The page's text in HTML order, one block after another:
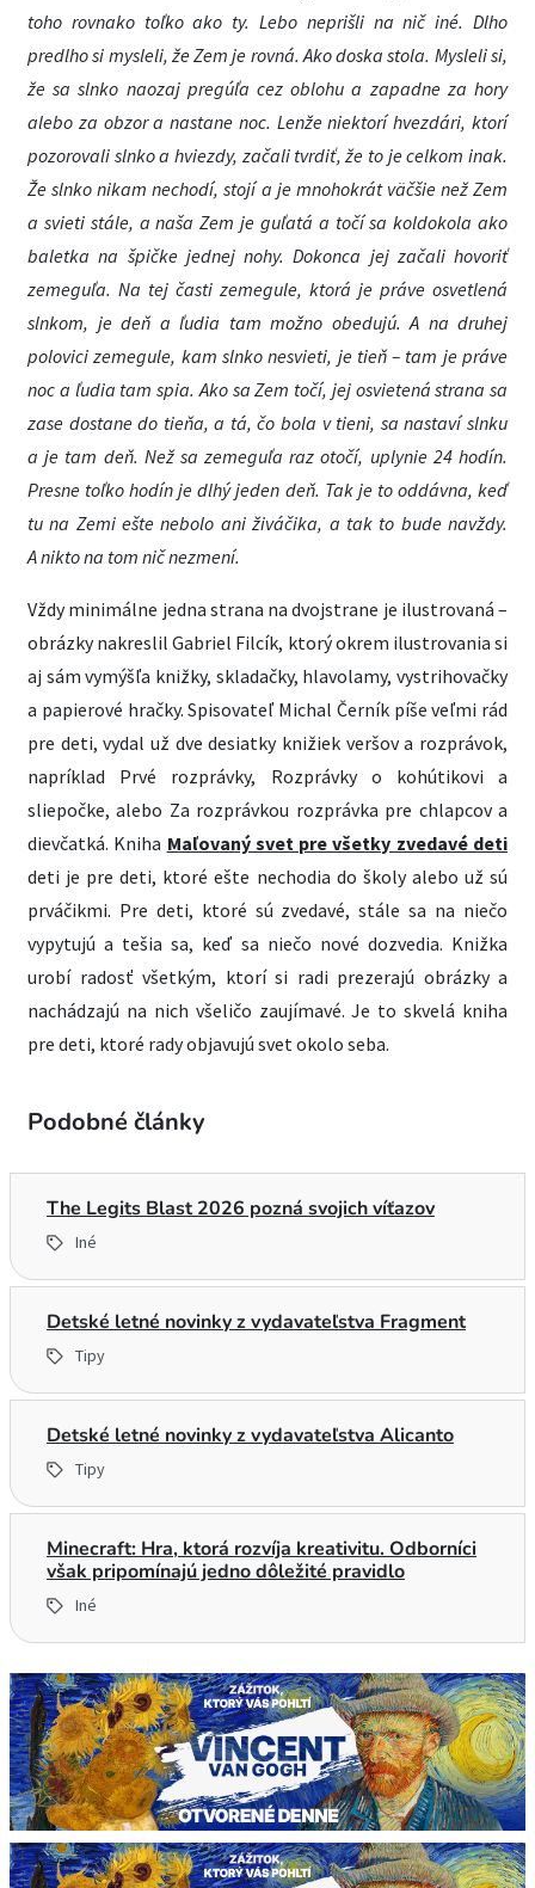
toho rovnako toľko ako ty. Lebo neprišli na nič iné. Dlho
predlho si mysleli, že Zem je rovná. Ako doska stola. Mysleli si,
že sa slnko naozaj pregúľa cez oblohu a zapadne za hory
alebo za obzor a nastane noc. Lenže niektorí hvezdári, ktorí
pozorovali slnko a hviezdy, začali tvrdiť, že to je celkom inak.
Že slnko nikam nechodí, stojí a je mnohokrát väčšie než Zem
a svieti stále, a naša Zem je guľatá a točí sa koldokola ako
baletka na špičke jednej nohy. Dokonca jej začali hovoriť
zemeguľa. Na tej časti zemegule, ktorá je práve osvetlená
slnkom, je deň a ľudia tam možno obedujú. A na druhej
polovici zemegule, kam slnko nesvieti, je tieň – tam je práve
noc a ľudia tam spia. Ako sa Zem točí, jej osvietená strana sa
zase dostane do tieňa, a tá, čo bola v tieni, sa nastaví slnku
a je tam deň. Než sa zemeguľa raz otočí, uplynie 24 hodín.
Presne toľko hodín je dlhý jeden deň. Tak je to oddávna, keď
tu na Zemi ešte nebolo ani živáčika, a tak to bude navždy.
A nikto na tom nič nezmení.
Vždy minimálne jedna strana na dvojstrane je ilustrovaná –
obrázky nakreslil Gabriel Filcík, ktorý okrem ilustrovania si
aj sám vymýšľa knižky, skladačky, hlavolamy, vystrihovačky
a papierové hračky. Spisovateľ Michal Černík píše veľmi rád
pre deti, vydal už dve desiatky knižiek veršov a rozprávok,
napríklad Prvé rozprávky, Rozprávky o kohútikovi a
sliepočke, alebo Za rozprávkou rozprávka pre chlapcov a
dievčatká. Kniha Maľovaný svet pre všetky zvedavé deti
deti je pre deti, ktoré ešte nechodia do školy alebo už sú
prváčikmi. Pre deti, ktoré sú zvedavé, stále sa na niečo
vypytujú a tešia sa, keď sa niečo nové dozvedia. Knižka
urobí radosť všetkým, ktorí si radi prezerajú obrázky a
nachádzajú na nich všeličo zaujímavé. Je to skvelá kniha
pre deti, ktoré rady objavujú svet okolo seba.
Podobné články
The Legits Blast 2026 pozná svojich víťazov
Iné
Detské letné novinky z vydavateľstva Fragment
Tipy
Detské letné novinky z vydavateľstva Alicanto
Tipy
Minecraft: Hra, ktorá rozvíja kreativitu. Odborníci
však pripomínajú jedno dôležité pravidlo
Iné